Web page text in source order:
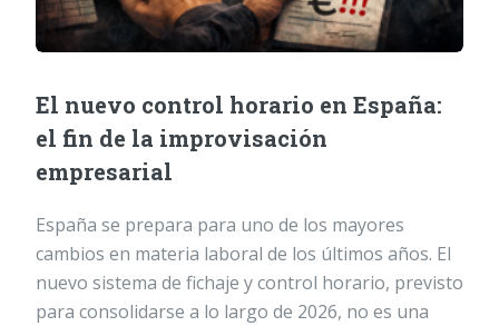
El nuevo control horario en España:
el fin de la improvisación
empresarial
España se prepara para uno de los mayores
cambios en materia laboral de los últimos años. El
nuevo sistema de fichaje y control horario, previsto
para consolidarse a lo largo de 2026, no es una